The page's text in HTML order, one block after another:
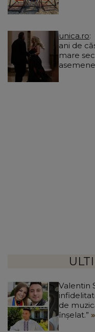
unica.ro
ani de
mare
Valentin
de
înșelat.”